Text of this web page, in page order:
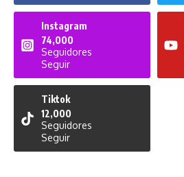
Instagram
74,000
Seguidores
Seguir
Tiktok
12,000
Seguidores
Seguir